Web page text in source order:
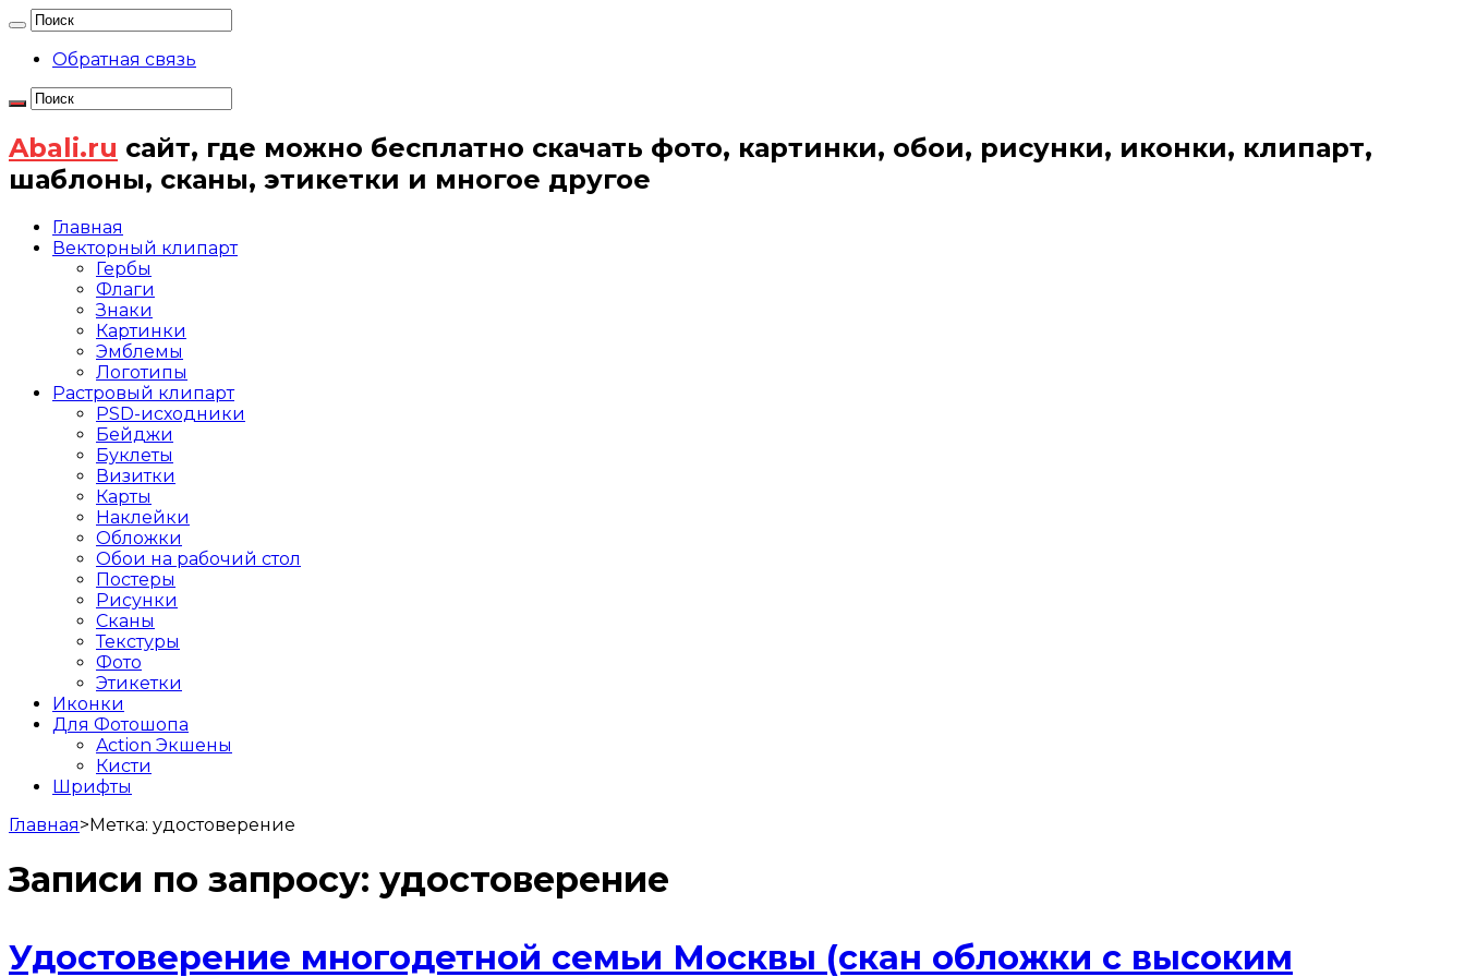
Обратная связь
Abali.ru сайт, где можно бесплатно скачать фото, картинки, обои, рисунки, иконки, клипарт,
шаблоны, сканы, этикетки и многое другое
Главная
Векторный клипарт
Гербы
Флаги
Знаки
Картинки
Эмблемы
Логотипы
Растровый клипарт
PSD-исходники
Бейджи
Буклеты
Визитки
Карты
Наклейки
Обложки
Обои на рабочий стол
Постеры
Рисунки
Сканы
Текстуры
Фото
Этикетки
Иконки
Для Фотошопа
Action Экшены
Кисти
Шрифты
Главная>Метка: удостоверение
Записи по запросу: удостоверение
Удостоверение многодетной семьи Москвы (скан обложки с высоким